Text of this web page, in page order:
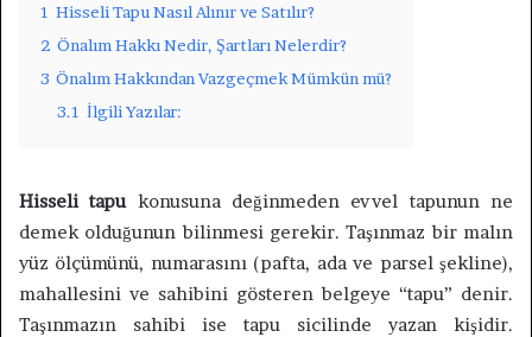
1 Hisseli Tapu Nasıl Alınır ve Satılır?
2 Önalım Hakkı Nedir, Şartları Nelerdir?
3 Önalım Hakkından Vazgeçmek Mümkün mü?
3.1 İlgili Yazılar:
Hisseli tapu konusuna değinmeden evvel tapunun ne
demek olduğunun bilinmesi gerekir. Taşınmaz bir malın
yüz ölçümünü, numarasını (pafta, ada ve parsel şekline),
mahallesini ve sahibini gösteren belgeye “tapu” denir.
Taşınmazın sahibi ise tapu sicilinde yazan kişidir.